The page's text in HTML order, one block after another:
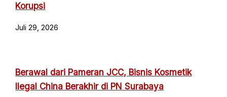
Korupsi
Juli 29, 2026
Berawal dari Pameran JCC, Bisnis Kosmetik
Ilegal China Berakhir di PN Surabaya